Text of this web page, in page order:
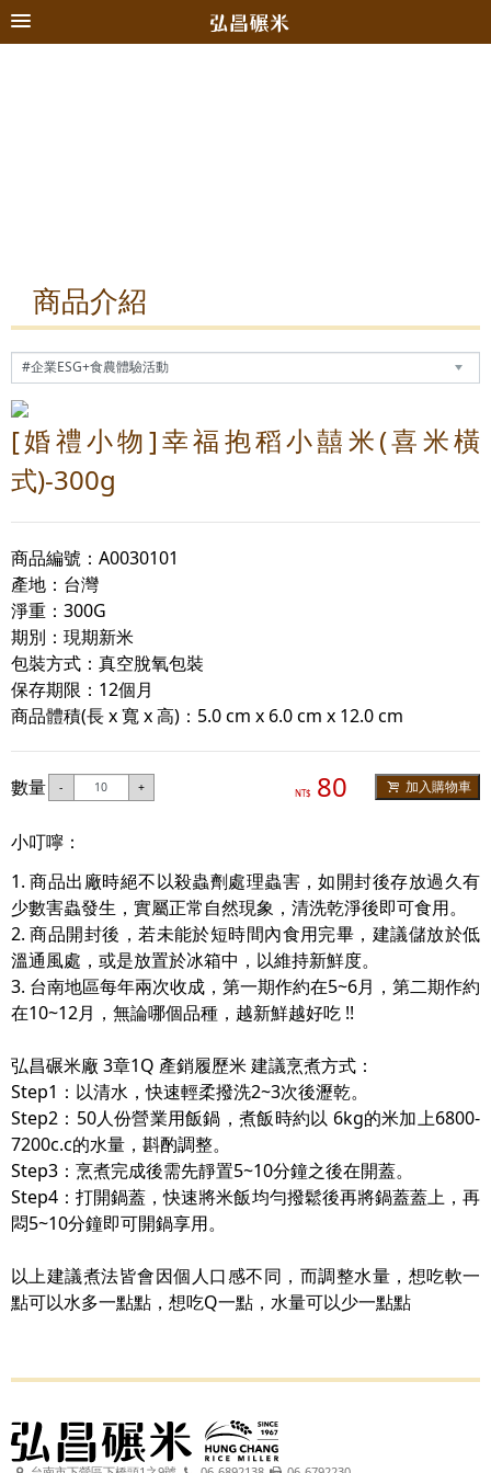
商品介紹
[婚禮小物]幸福抱稻小囍米(喜米橫
式)-300g
商品編號：A0030101
產地：台灣
淨重：300G
期別：現期新米
包裝方式：真空脫氧包裝
保存期限：12個月
商品體積(長 x 寬 x 高)：5.0 cm x 6.0 cm x 12.0 cm
數量 - + NT$ 80 加入購物車
小叮嚀：
1. 商品出廠時絕不以殺蟲劑處理蟲害，如開封後存放過久有
少數害蟲發生，實屬正常自然現象，清洗乾淨後即可食用。
2. 商品開封後，若未能於短時間內食用完畢，建議儲放於低
溫通風處，或是放置於冰箱中，以維持新鮮度。
3. 台南地區每年兩次收成，第一期作約在5~6月，第二期作約
在10~12月，無論哪個品種，越新鮮越好吃 !!
弘昌碾米廠 3章1Q 產銷履歷米 建議烹煮方式：
Step1：以清水，快速輕柔撥洗2~3次後瀝乾。
Step2：50人份營業用飯鍋，煮飯時約以 6kg的米加上6800-
7200c.c的水量，斟酌調整。
Step3：烹煮完成後需先靜置5~10分鐘之後在開蓋。
Step4：打開鍋蓋，快速將米飯均勻撥鬆後再將鍋蓋蓋上，再
悶5~10分鐘即可開鍋享用。
以上建議煮法皆會因個人口感不同，而調整水量，想吃軟一
點可以水多一點點，想吃Q一點，水量可以少一點點